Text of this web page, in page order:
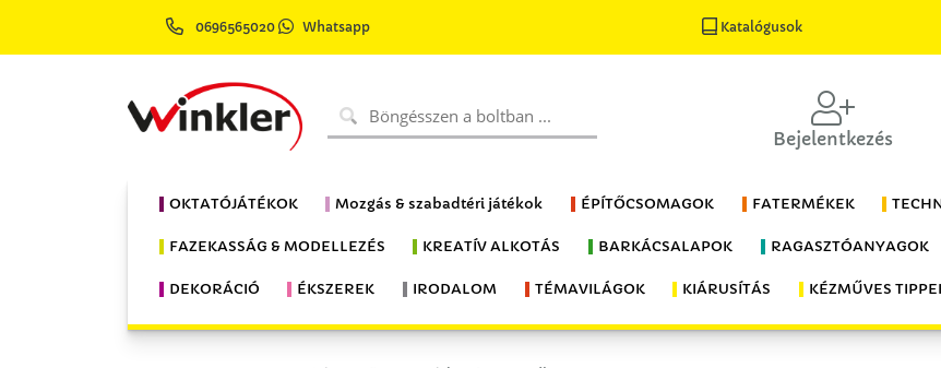
0696565020 Whatsapp Katalógusok
Bejelentkezés
OKTATÓJÁTÉKOK Mozgás & szabadtéri játékok ÉPÍTŐCSOMAGOK FATERMÉKEK
FAZEKASSÁG & MODELLEZÉS KREATÍV ALKOTÁS BARKÁCSALAPOK RAGASZTÓANYAGOK
DEKORÁCIÓ ÉKSZEREK IRODALOM TÉMAVILÁGOK KIÁRUSÍTÁS KÉZMŰVES